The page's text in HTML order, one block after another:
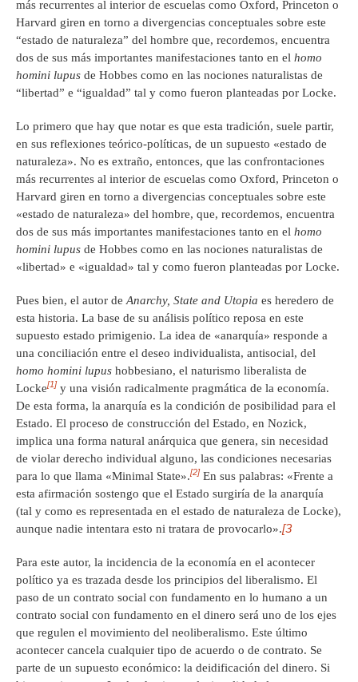
más recurrentes al interior de escuelas como Oxford, Princeton o
Harvard giren en torno a divergencias conceptuales sobre este
“estado de naturaleza” del hombre que, recordemos, encuentra
dos de sus más importantes manifestaciones tanto en el homo
homini lupus de Hobbes como en las nociones naturalistas de
“libertad” e “igualdad” tal y como fueron planteadas por Locke.
Lo primero que hay que notar es que esta tradición, suele partir,
en sus reflexiones teórico-políticas, de un supuesto «estado de
naturaleza». No es extraño, entonces, que las confrontaciones
más recurrentes al interior de escuelas como Oxford, Princeton o
Harvard giren en torno a divergencias conceptuales sobre este
«estado de naturaleza» del hombre, que, recordemos, encuentra
dos de sus más importantes manifestaciones tanto en el homo
homini lupus de Hobbes como en las nociones naturalistas de
«libertad» e «igualdad» tal y como fueron planteadas por Locke.
Pues bien, el autor deAnarchy, State and Utopia es heredero de
esta historia. La base de su análisis político reposa en este
supuesto estado primigenio. La idea de «anarquía» responde a
una conciliación entre el deseo individualista, antisocial, del
homo homini lupus hobbesiano, el naturismo liberalista de
Locke[1] y una visión radicalmente pragmática de la economía.
De esta forma, la anarquía es la condición de posibilidad para el
Estado. El proceso de construcción del Estado, en Nozick,
implica una forma natural anárquica que genera, sin necesidad
de violar derecho individual alguno, las condiciones necesarias
para lo que llama «Minimal State».[2] En sus palabras: «Frente a
esta afirmación sostengo que el Estado surgiría de la anarquía
(tal y como es representada en el estado de naturaleza de Locke),
aunque nadie intentara esto ni tratara de provocarlo».[3
Para este autor, la incidencia de la economía en el acontecer
político ya es trazada desde los principios del liberalismo. El
paso de un contrato social con fundamento en lo humano a un
contrato social con fundamento en el dinero será uno de los ejes
que regulen el movimiento del neoliberalismo. Este último
acontecer cancela cualquier tipo de acuerdo o de contrato. Se
parte de un supuesto económico: la deidificación del dinero. Si